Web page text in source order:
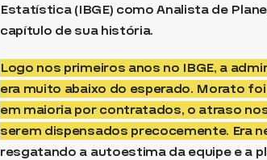
Estatística (IBGE) como Analista de
capítulo de sua história.
Logo nos primeiros anos no IBGE, a
era muito abaixo do esperado. Morato
em maioria por contratados, o atraso
serem dispensados precocemente. Era
resgatando a autoestima da equipe e a